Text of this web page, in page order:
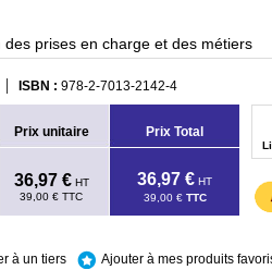
des prises en charge et des métiers
ISBN : 978-2-7013-2142-4
Prix unitaire Prix Total
36,97 € HT
39,00 € TTC
36,97 € HT
39,00 € TTC
à un tiers Ajouter à mes produits